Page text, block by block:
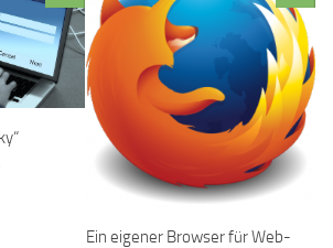
Ein eigener Browser für Web-